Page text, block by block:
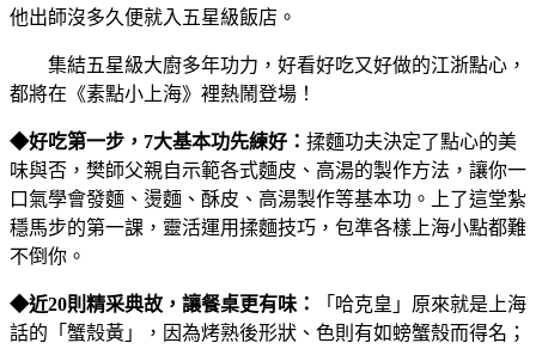
他出師沒多久便就入五星級飯店。
集結五星級大廚多年功力，好看好吃又好做的江浙點心，
都將在《素點小上海》裡熱鬧登場！
◆好吃第一步，7大基本功先練好： 揉麵功夫決定了點心的美
味與否，樊師父親自示範各式麵皮、高湯的製作方法，讓你一
口氣學會發麵、燙麵、酥皮、高湯製作等基本功。上了這堂紮
穩馬步的第一課，靈活運用揉麵技巧，包準各樣上海小點都難
不倒你。
◆近20則精采典故，讓餐桌更有味：
「哈克皇」原來就是上海
話的「蟹殼黃」，因為烤熟後形狀、色則有如螃蟹殼而得名；